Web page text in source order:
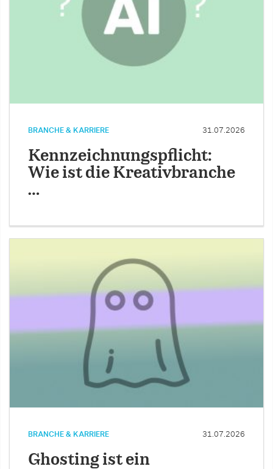
BRANCHE & KARRIERE 31.07.2026
Kennzeichnungspflicht:
Wie ist die Kreativbranche
…
BRANCHE & KARRIERE 31.07.2026
Ghosting ist ein